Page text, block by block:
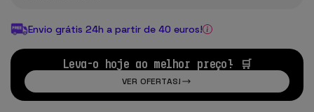
Envio grátis 24h a partir de 40 euros!
Leva-o hoje ao melhor preço! 🛒
VER OFERTAS!